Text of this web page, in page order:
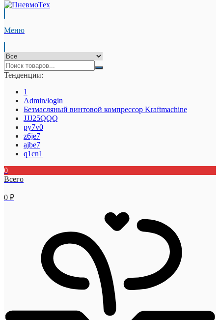
Меню
Тенденции:
1
Admin/login
Безмасляный винтовой компрессор Kraftmaсhine
JJJ25QQQ
py7v0
z6je7
ajbe7
q1cn1
0
Всего
0 ₽